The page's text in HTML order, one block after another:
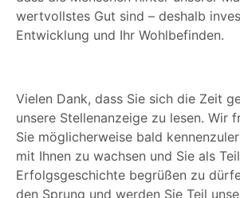
wertvollstes Gut sind – deshalb
Entwicklung und Ihr Wohlbefinden.
Vielen Dank, dass Sie sich die Zeit
unsere Stellenanzeige zu lesen. Wir
Sie möglicherweise bald
mit Ihnen zu wachsen und Sie als
Erfolgsgeschichte begrüßen zu
den Sprung und werden Sie Teil